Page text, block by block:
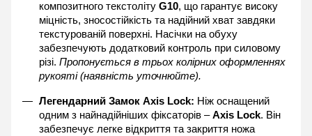
композитного текстоліту G10, що гарантує високу
міцність, зносостійкість та надійний хват завдяки
текстурованій поверхні. Насічки на обуху
забезпечують додатковий контроль при силовому
різі. Пропонується в трьох колірних оформленнях
рукояті (наявність уточнюйте).
Легендарний Замок Axis Lock: Ніж оснащений
одним з найнадійніших фіксаторів – Axis Lock. Він
забезпечує легке відкриття та закриття ножа